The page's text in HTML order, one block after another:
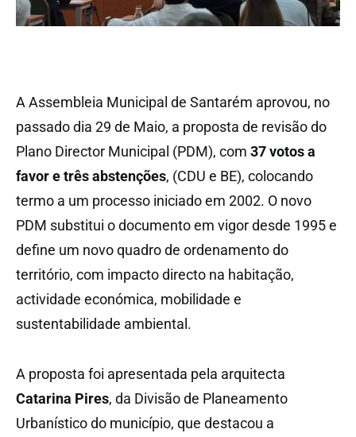
A Assembleia Municipal de Santarém aprovou, no
passado dia 29 de Maio, a proposta de revisão do
Plano Director Municipal (PDM), com 37 votos a
favor e três abstenções, (CDU e BE), colocando
termo a um processo iniciado em 2002. O novo
PDM substitui o documento em vigor desde 1995 e
define um novo quadro de ordenamento do
território, com impacto directo na habitação,
actividade económica, mobilidade e
sustentabilidade ambiental.
A proposta foi apresentada pela arquitecta
Catarina Pires, da Divisão de Planeamento
Urbanístico do município, que destacou a